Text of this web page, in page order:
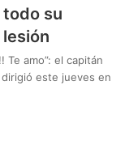
su
Te amo”: el capitán
dirigió este jueves en